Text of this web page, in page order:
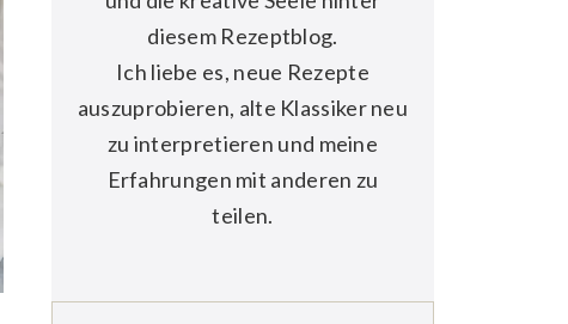
diesem Rezeptblog.
Ich liebe es, neue Rezepte
auszuprobieren, alte Klassiker neu
zu interpretieren und meine
Erfahrungen mit anderen zu
teilen.